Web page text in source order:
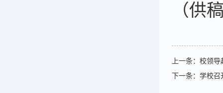
（供
上一条： 校领导
下一条： 学校召